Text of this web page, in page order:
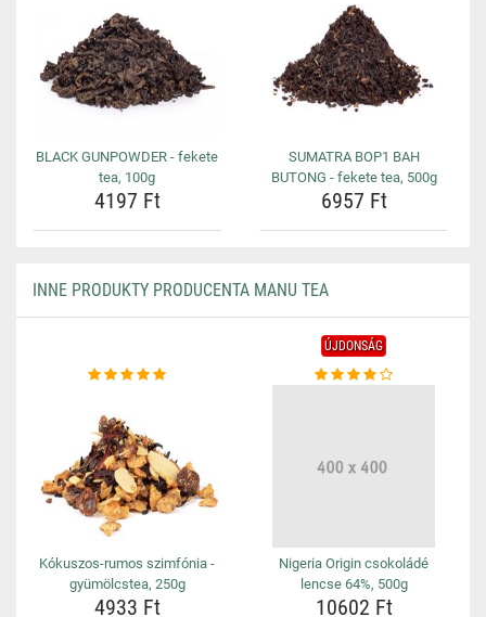
BLACK GUNPOWDER - fekete
tea, 100g
4197 Ft
SUMATRA BOP1 BAH
BUTONG - fekete tea, 500g
6957 Ft
INNE PRODUKTY PRODUCENTA MANU TEA
Kókuszos-rumos szimfónia -
gyümölcstea, 250g
4933 Ft
ÚJDONSÁG
Nigeria Origin csokoládé
lencse 64%, 500g
10602 Ft